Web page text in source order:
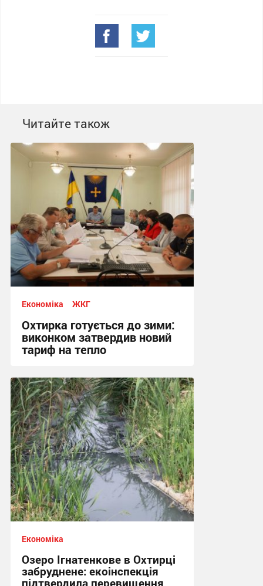
Читайте також
Економіка ЖКГ
Охтирка готується до зими:
виконком затвердив новий
тариф на тепло
18:57, 22.07.2026
Економіка
Озеро Ігнатенкове в Охтирці
забруднене: екоінспекція
підтвердила перевищення